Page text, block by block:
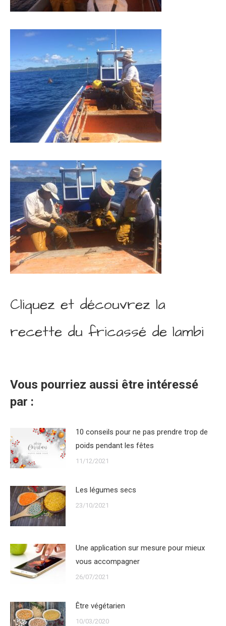
Cliquez et découvrez la
recette du fricassé de lambi
Vous pourriez aussi être intéressé
par :
10 conseils pour ne pas prendre trop de
poids pendant les fêtes
11/12/2021
Les légumes secs
23/10/2021
Une application sur mesure pour mieux
vous accompagner
26/07/2021
Être végétarien
10/03/2020